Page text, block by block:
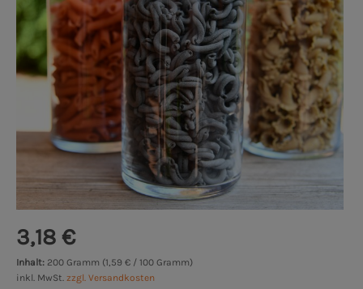
3,18 €
Inhalt: 200 Gramm (1,59 € / 100 Gramm)
inkl. MwSt. zzgl. Versandkosten